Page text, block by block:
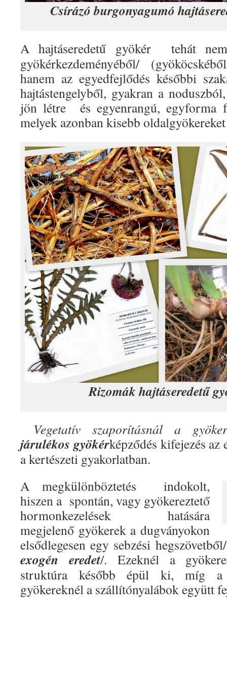
Csírázó burgonyagumó
A hajtáseredetű gyökér tehát
gyökérkezdeményéből/
hanem az egyedfejlődés későbbi
hajtástengelyből, gyakran a
jön létre és egyenrangú, egyforma
melyek azonban kisebb
Rizomák hajtáseredetű
Vegetatív szaporításnál a
járulékos gyökérképződés kifejezés
a kertészeti gyakorlatban.
A megkülönböztetés indokolt,
hiszen a spontán, vagy gyökereztető
hormonkezelések hatására
megjelenő gyökerek a dugványokon
elsődlegesen egy sebzési
exogén eredet/.
Ezeknél a
struktúra később épül ki, míg a
gyökereknél a szállítónyalábok együtt